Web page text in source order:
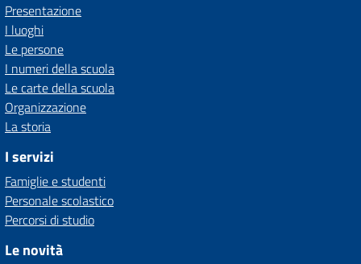
Presentazione
I luoghi
Le persone
I numeri della scuola
Le carte della scuola
Organizzazione
La storia
I servizi
Famiglie e studenti
Personale scolastico
Percorsi di studio
Le novità